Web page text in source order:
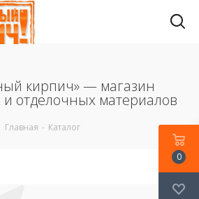
кирпич» — магазин
и отделочных материалов
Главная - Каталог
0